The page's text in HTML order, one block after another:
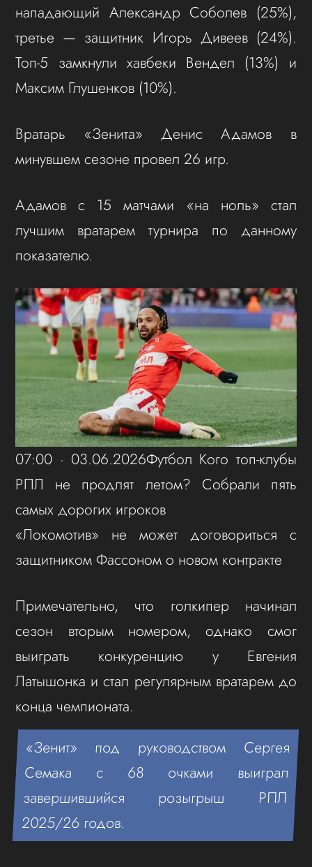
нападающий Александр Соболев (25%),
третье — защитник Игорь Дивеев (24%).
Топ-5 замкнули хавбеки Вендел (13%) и
Максим Глушенков (10%).
Вратарь «Зенита» Денис Адамов в
минувшем сезоне провел 26 игр.
Адамов с 15 матчами «на ноль» стал
лучшим вратарем турнира по данному
показателю.
07:00 · 03.06.2026Футбол Кого топ-клубы
РПЛ не продлят летом? Собрали пять
самых дорогих игроков
«Локомотив» не может договориться с
защитником Фассоном о новом контракте
Примечательно, что голкипер начинал
сезон вторым номером, однако смог
выиграть конкуренцию у Евгения
Латышонка и стал регулярным вратарем до
конца чемпионата.
«Зенит» под руководством Сергея
Семака с 68 очками выиграл
завершившийся розыгрыш РПЛ
2025/26 годов.